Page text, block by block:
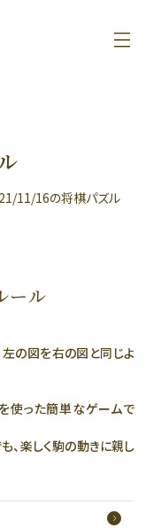
11/16の将棋パズル
ール
の図を右の図と同じよ
使った簡単なゲームで
、楽しく駒の動きに親し